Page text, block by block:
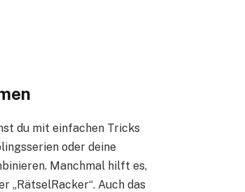
du mit einfachen Tricks
oder deine
Manchmal hilft es,
„RätselRacker“. Auch das